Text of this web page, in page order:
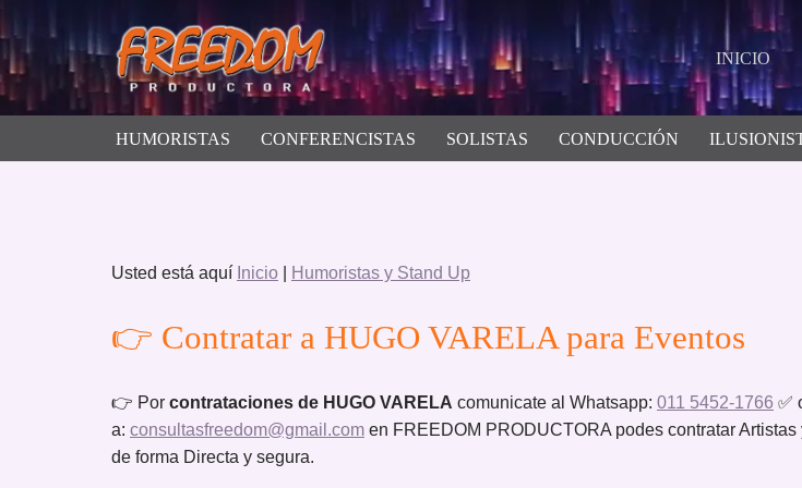
Saltar
contenido
INICIO
HUMORISTAS CONFERENCISTAS SOLISTAS CONDUCCIÓN
Usted está aquí Inicio Humoristas y Stand Up
👉 Contratar a HUGO VARELA para Eventos
👉 Por contrataciones de HUGO VARELA comunicate al Whatsapp: 011 5452-1766 ✅
a: consultasfreedom@gmail.com en FREEDOM PRODUCTORA podes contratar
de forma Directa y segura.